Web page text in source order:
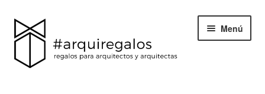
Menú